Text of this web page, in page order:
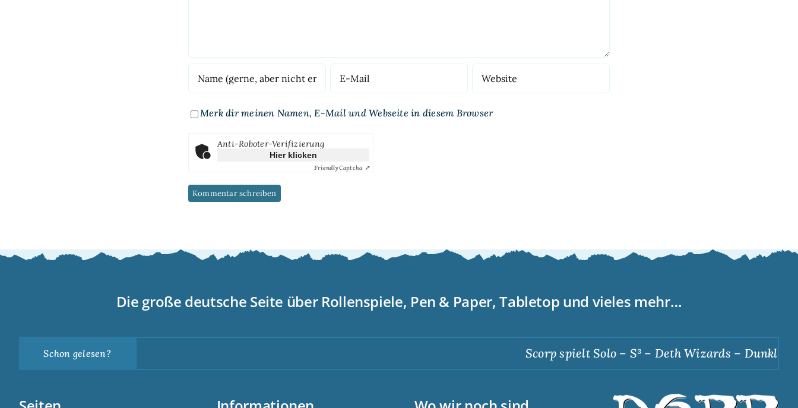
Merk dir meinen Namen, E-Mail und Webseite in diesem Browser
Anti-Roboter-Verifizierung
Hier klicken
FriendlyCaptcha ⇗
Die große deutsche Seite über Rollenspiele, Pen & Paper, Tabletop und vieles mehr…
Schon gelesen? Scorp spielt Solo – S³ – Deth Wizards – Dunkle